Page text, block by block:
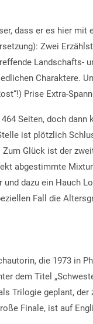
dass er es hier mit
Zwei
Landschafts-
Charaktere.
Prise Extra-
Seiten, doch dann
ist plötzlich
Glück ist der
abgestimmte
dazu ein Hauch
Fall die
die 1973 in
dem Titel
Trilogie geplant, der
Finale, ist auf